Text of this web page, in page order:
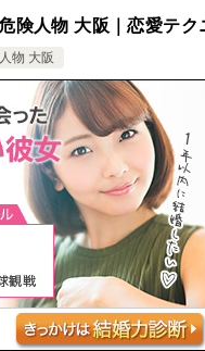
険人物 大阪｜恋愛テ
物 大阪